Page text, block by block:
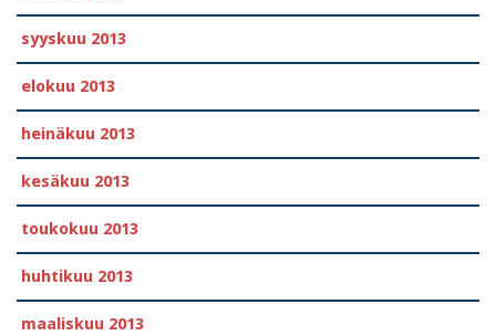
syyskuu 2013
elokuu 2013
heinäkuu 2013
kesäkuu 2013
toukokuu 2013
huhtikuu 2013
maaliskuu 2013